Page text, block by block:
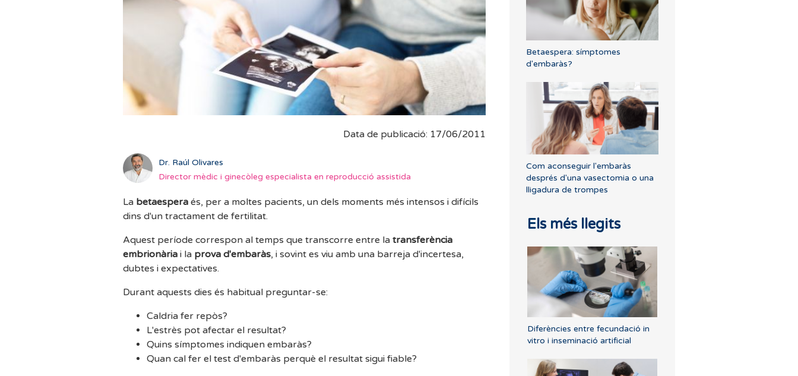
Data de publicació: 17/06/2011
Dr. Raúl Olivares
Director mèdic i ginecòleg especialista en reproducció assistida
La betaespera és, per a moltes pacients, un dels moments més intensos i difícils
dins d'un tractament de fertilitat.
Aquest període correspon al temps que transcorre entre la transferència
embrionària i la prova d'embaràs, i sovint es viu amb una barreja d'incertesa,
dubtes i expectatives.
Durant aquests dies és habitual preguntar-se:
Caldria fer repòs?
L'estrès pot afectar el resultat?
Quins símptomes indiquen embaràs?
Quan cal fer el test d'embaràs perquè el resultat sigui fiable?
Betaespera: símptomes
d'embaràs?
Com aconseguir l'embaràs
després d'una vasectomia o una
lligadura de trompes
Els més llegits
Diferències entre fecundació in
vitro i inseminació artificial